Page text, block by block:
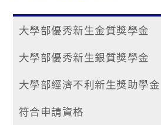
大學部優秀新生金質獎學金
大學部優秀新生銀質獎學金
大學部經濟不利新生獎助學金
符合申請資格